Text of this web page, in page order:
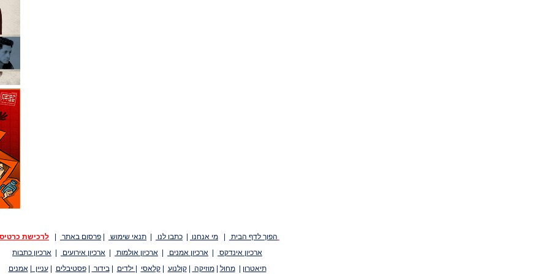
הפוך לדף הבית מי אנחנו כתבו לנו תנאי שימוש פרסום באתר
לרכישת
ארכיון אינדקס
ארכיון אמנים ארכיון אולמות ארכיון אירועים
ארכיון כתבות
תיאטרון
|מחול |מוזיקה |קולנוע |קלאסי ילדים |בידור |פסטיבלים |עניין |אמנים